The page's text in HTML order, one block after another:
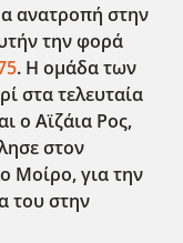
ανατροπή στην
την φορά
. Η ομάδα των
στα τελευταία
ο Αϊζάια Ρος,
στον
Μοίρο, για την
του στην